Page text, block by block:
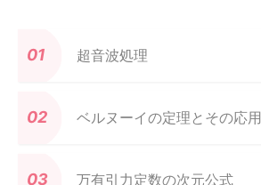
超音波処理
ベルヌーイの定理とその応用
万有引力定数の次元公式